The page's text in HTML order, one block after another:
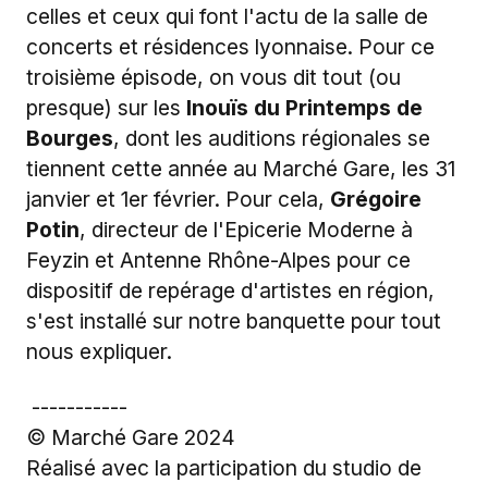
celles et ceux qui font l'actu de la salle de
concerts et résidences lyonnaise. Pour ce
troisième épisode, on vous dit tout (ou
presque) sur les Inouïs du Printemps de
Bourges, dont les auditions régionales se
tiennent cette année au Marché Gare, les 31
janvier et 1er février. Pour cela, Grégoire
Potin, directeur de l'Epicerie Moderne à
Feyzin et Antenne Rhône-Alpes pour ce
dispositif de repérage d'artistes en région,
s'est installé sur notre banquette pour tout
nous expliquer.
-----------
© Marché Gare 2024
Réalisé avec la participation du studio de